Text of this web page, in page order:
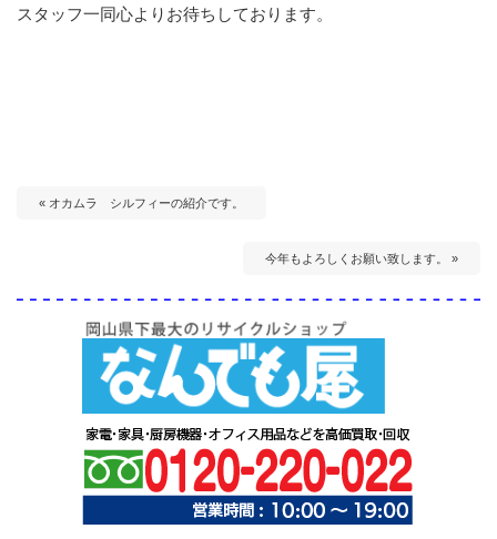
スタッフ一同心よりお待ちしております。
« オカムラ シルフィーの紹介です。
今年もよろしくお願い致します。 »